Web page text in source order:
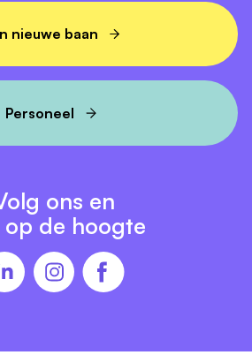
nieuwe baan
Personeel
ons en
op de hoogte